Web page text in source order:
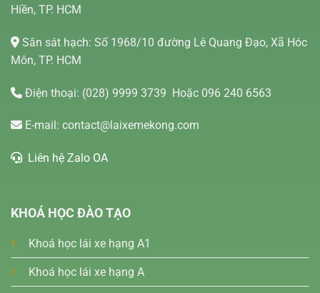
Hiền, TP. HCM
Sân sát hạch: Số 1968/10 đường Lê Quang Đạo, Xã Hóc
Môn, TP. HCM
Điện thoại: (028) 9999 3739 Hoặc 096 240 6563
E-mail: contact@laixemekong.com
Liên hệ Zalo OA
KHOÁ HỌC ĐÀO TẠO
Khoá học lái xe hạng A1
Khoá học lái xe hạng A